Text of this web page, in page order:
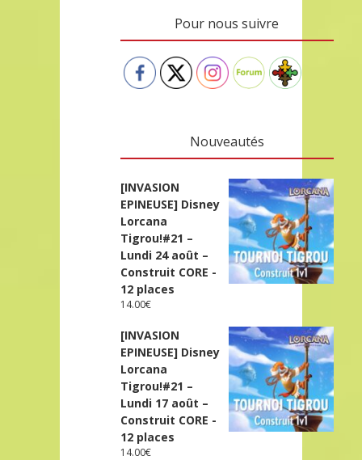
Pour nous suivre
Nouveautés
[INVASION
EPINEUSE] Disney
Lorcana
Tigrou!#21 –
Lundi 24 août –
Construit CORE -
12 places
14.00€
[INVASION
EPINEUSE] Disney
Lorcana
Tigrou!#21 –
Lundi 17 août –
Construit CORE -
12 places
14.00€